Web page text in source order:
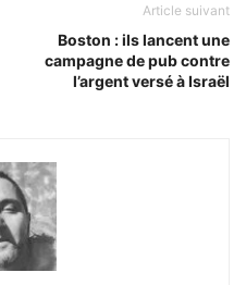
Article suivant
Boston : ils lancent une
campagne de pub contre
l’argent versé à Israël